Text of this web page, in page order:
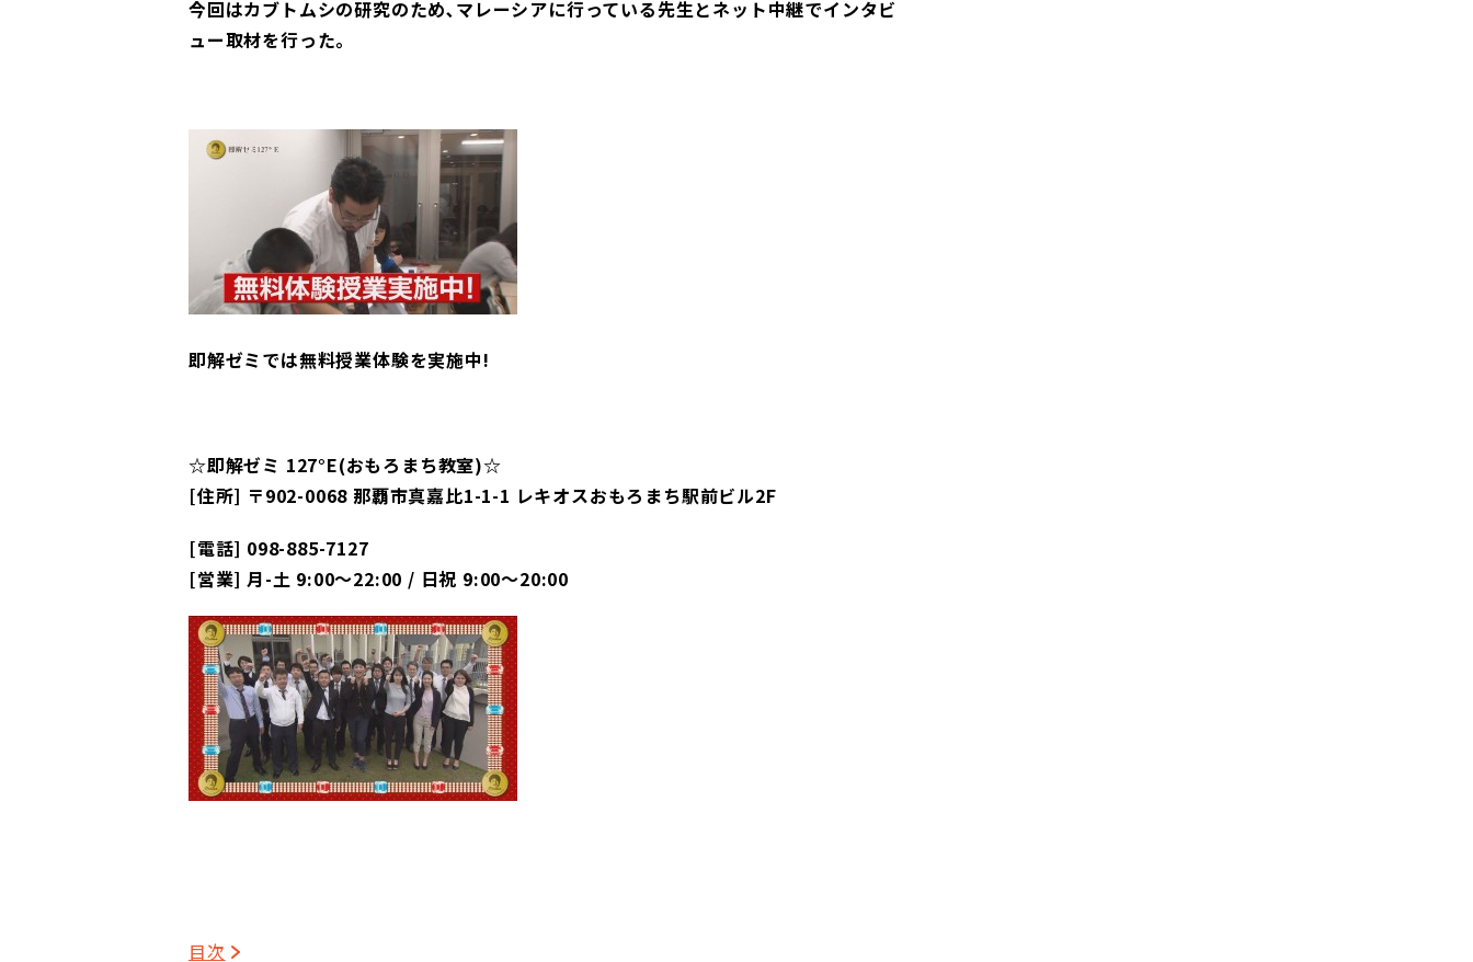
今回はカブトムシの研究のため､マレーシアに行っている先生とネット中継でインタビ
ュー取材を行った｡
即解ゼミでは無料授業体験を実施中!
☆即解ゼミ 127°E(おもろまち教室)☆
[住所] 〒902-0068 那覇市真嘉比1-1-1 レキオスおもろまち駅前ビル2F
[電話] 098-885-7127
[営業] 月-土 9:00～22:00 / 日祝 9:00～20:00
目次